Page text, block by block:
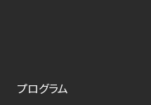
プログラム